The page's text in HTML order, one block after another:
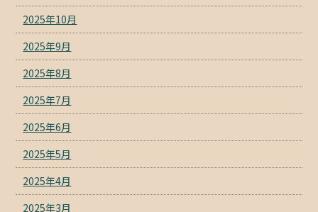
2025年10月
2025年9月
2025年8月
2025年7月
2025年6月
2025年5月
2025年4月
2025年3月